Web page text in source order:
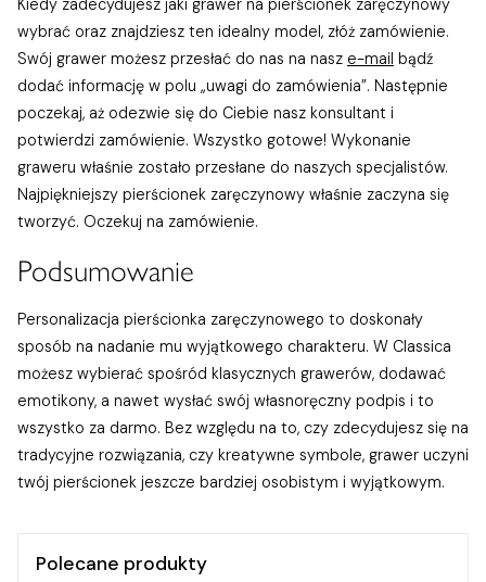
Kiedy zadecydujesz jaki grawer na pierścionek zaręczynowy
wybrać oraz znajdziesz ten idealny model, złóż zamówienie.
Swój grawer możesz przesłać do nas na nasz e-mail bądź
dodać informację w polu „uwagi do zamówienia”. Następnie
poczekaj, aż odezwie się do Ciebie nasz konsultant i
potwierdzi zamówienie. Wszystko gotowe! Wykonanie
graweru właśnie zostało przesłane do naszych specjalistów.
Najpiękniejszy pierścionek zaręczynowy właśnie zaczyna się
tworzyć. Oczekuj na zamówienie.
Podsumowanie
Personalizacja pierścionka zaręczynowego to doskonały
sposób na nadanie mu wyjątkowego charakteru. W Classica
możesz wybierać spośród klasycznych grawerów, dodawać
emotikony, a nawet wysłać swój własnoręczny podpis i to
wszystko za darmo. Bez względu na to, czy zdecydujesz się na
tradycyjne rozwiązania, czy kreatywne symbole, grawer uczyni
twój pierścionek jeszcze bardziej osobistym i wyjątkowym.
Polecane produkty